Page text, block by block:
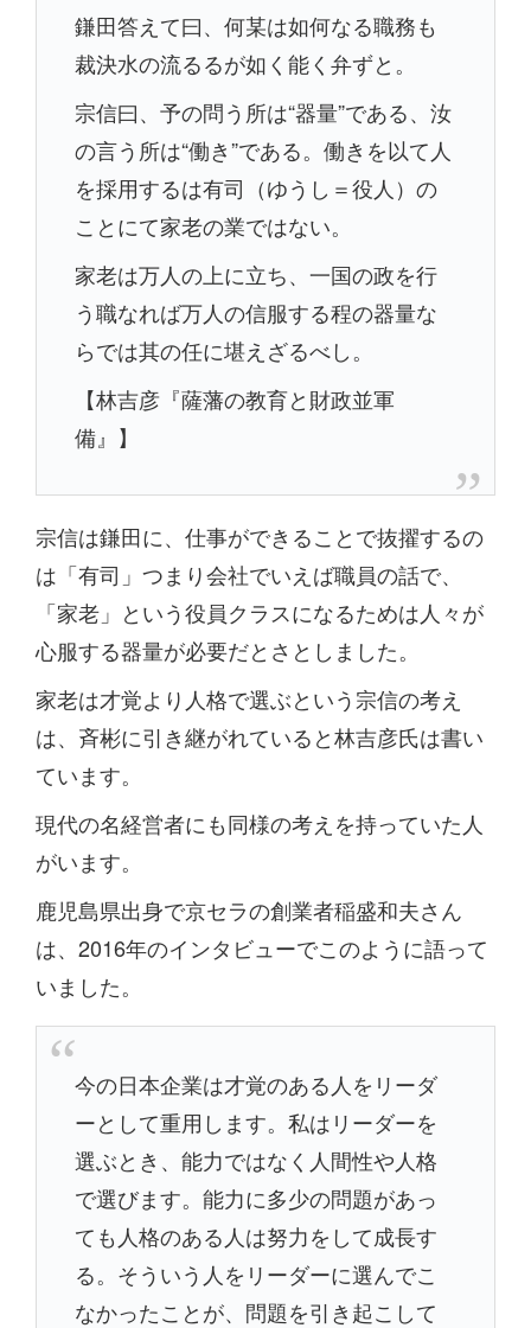
鎌田答えて曰、何某は如何なる職務も
裁決水の流るるが如く能く弁ずと。
宗信曰、予の問う所は“器量”である、汝
の言う所は“働き”である。働きを以て人
を採用するは有司（ゆうし＝役人）の
ことにて家老の業ではない。
家老は万人の上に立ち、一国の政を行
う職なれば万人の信服する程の器量な
らでは其の任に堪えざるべし。
【林吉彦『薩藩の教育と財政並軍
備』】
宗信は鎌田に、仕事ができることで抜擢するの
は「有司」つまり会社でいえば職員の話で、
「家老」という役員クラスになるためは人々が
心服する器量が必要だとさとしました。
家老は才覚より人格で選ぶという宗信の考え
は、斉彬に引き継がれていると林吉彦氏は書い
ています。
現代の名経営者にも同様の考えを持っていた人
がいます。
鹿児島県出身で京セラの創業者稲盛和夫さん
は、2016年のインタビューでこのように語って
いました。
今の日本企業は才覚のある人をリーダ
ーとして重用します。私はリーダーを
選ぶとき、能力ではなく人間性や人格
で選びます。能力に多少の問題があっ
ても人格のある人は努力をして成長す
る。そういう人をリーダーに選んでこ
なかったことが、問題を引き起こして